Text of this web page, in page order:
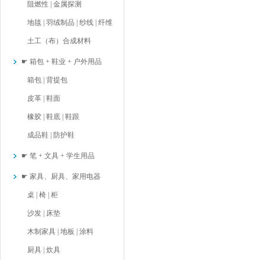
阻燃性 | 金属探测
地毯 | 羽绒制品 | 纱线 | 纤维
土工（布）合成材料
☛ 箱包 + 鞋业 + 户外用品
箱包 | 背提包
皮革 | 鞋面
橡胶 | 鞋底 | 鞋跟
成品鞋 | 防护鞋
☛ 笔 + 文具 + 学生用品
☛ 家具、厨具、家用电器
桌 | 椅 | 柜
沙发 | 床垫
木制家具 | 地板 | 涂料
厨具 | 炊具